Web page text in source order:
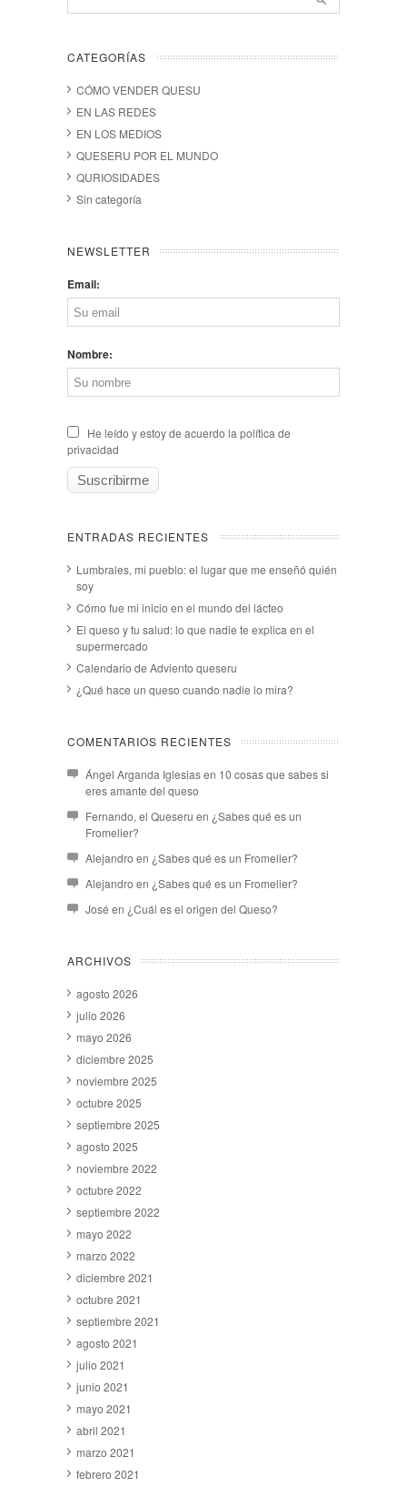
CATEGORÍAS
CÓMO VENDER QUESU
EN LAS REDES
EN LOS MEDIOS
QUESERU POR EL MUNDO
QURIOSIDADES
Sin categoría
NEWSLETTER
Email:
Nombre:
He leído y estoy de acuerdo la política de
privacidad
ENTRADAS RECIENTES
Lumbrales, mi pueblo: el lugar que me enseñó quién
soy
Cómo fue mi inicio en el mundo del lácteo
El queso y tu salud: lo que nadie te explica en el
supermercado
Calendario de Adviento queseru
¿Qué hace un queso cuando nadie lo mira?
COMENTARIOS RECIENTES
Ángel Arganda Iglesiasen 10 cosas que sabes si
eres amante del queso
Fernando, el Queseru en ¿Sabes qué es un
Fromelier?
Alejandro en ¿Sabes qué es un Fromelier?
Alejandro en ¿Sabes qué es un Fromelier?
José en ¿Cuál es el origen del Queso?
ARCHIVOS
agosto 2026
julio 2026
mayo 2026
diciembre 2025
noviembre 2025
octubre 2025
septiembre 2025
agosto 2025
noviembre 2022
octubre 2022
septiembre 2022
mayo 2022
marzo 2022
diciembre 2021
octubre 2021
septiembre 2021
agosto 2021
julio 2021
junio 2021
mayo 2021
abril 2021
marzo 2021
febrero 2021